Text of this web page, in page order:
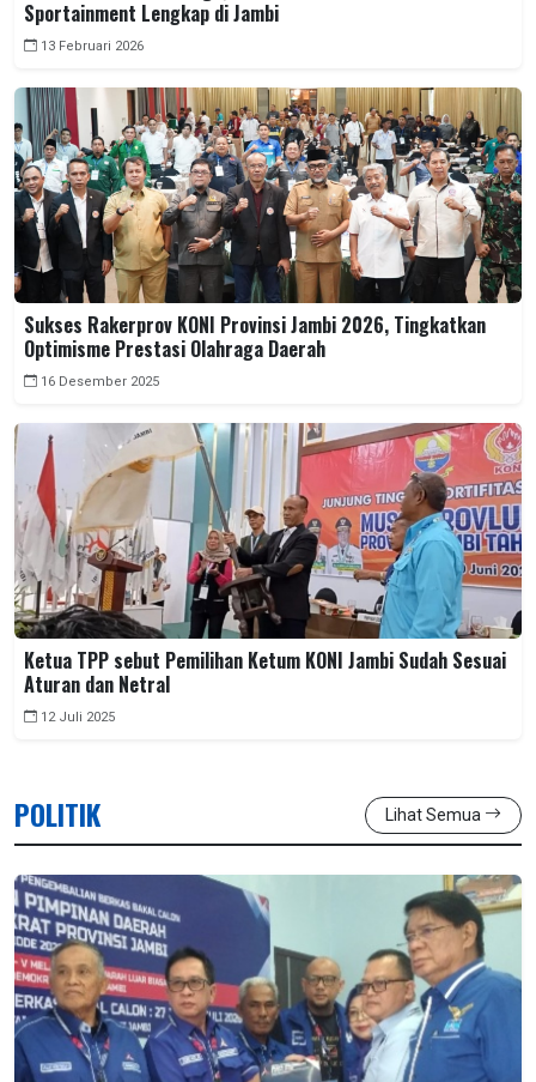
Sportainment Lengkap di Jambi
13 Februari 2026
Sukses Rakerprov KONI Provinsi Jambi 2026, Tingkatkan
Optimisme Prestasi Olahraga Daerah
16 Desember 2025
Ketua TPP sebut Pemilihan Ketum KONI Jambi Sudah Sesuai
Aturan dan Netral
12 Juli 2025
POLITIK Lihat Semua